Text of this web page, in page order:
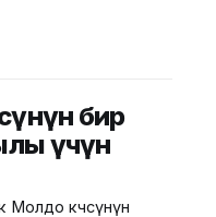
бир
үчүн
көчөсүнүн